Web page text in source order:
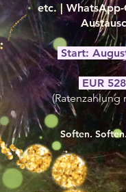
etc. |
Start:
EUR
(Ratenzahlung
Soften.